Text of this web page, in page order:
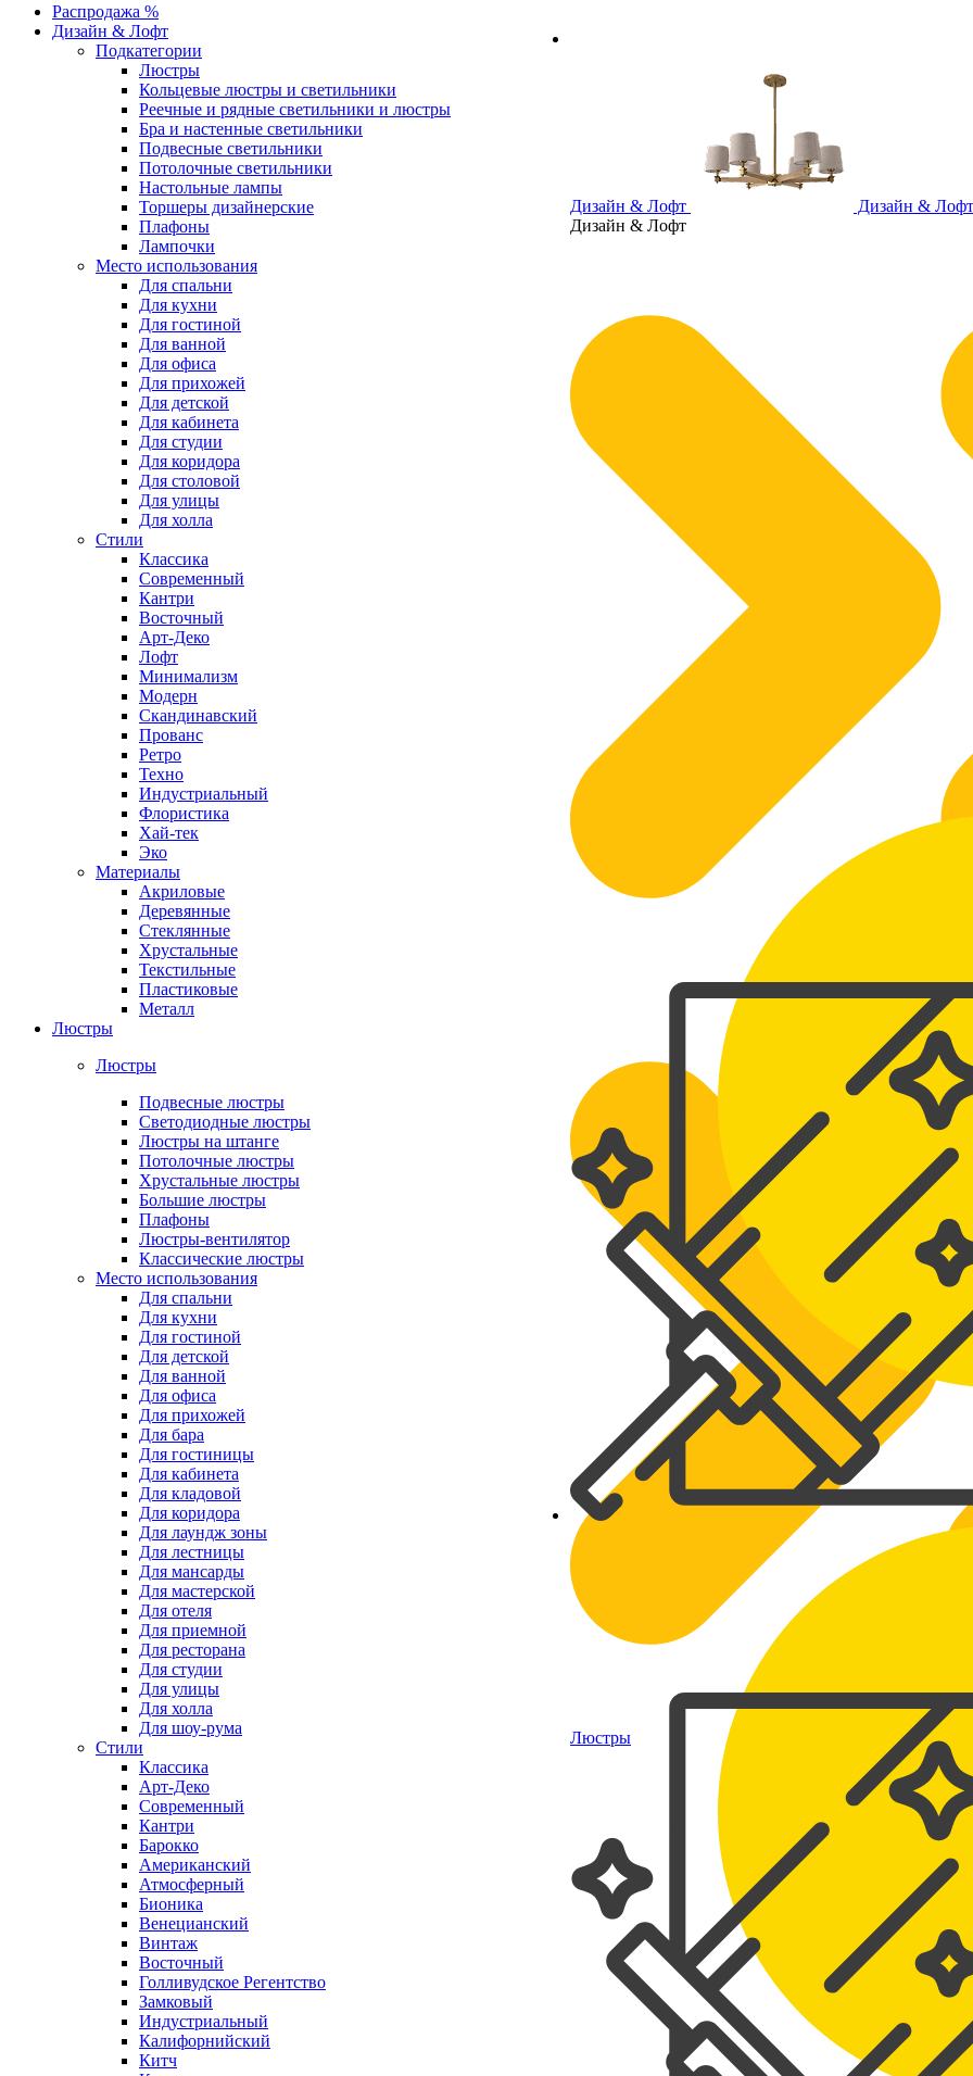
Дизайн & Лофт
Дизайн & Лофт
Дизайн & Лофт
Люстры
Распродажа %
Дизайн & Лофт
Подкатегории
Люстры
Кольцевые люстры и светильники
Реечные и рядные светильники и люстры
Бра и настенные светильники
Подвесные светильники
Потолочные светильники
Настольные лампы
Торшеры дизайнерские
Плафоны
Лампочки
Место использования
Для спальни
Для кухни
Для гостиной
Для ванной
Для офиса
Для прихожей
Для детской
Для кабинета
Для студии
Для коридора
Для столовой
Для улицы
Для холла
Стили
Классика
Современный
Кантри
Восточный
Арт-Деко
Лофт
Минимализм
Модерн
Скандинавский
Прованс
Ретро
Техно
Индустриальный
Флористика
Хай-тек
Эко
Материалы
Акриловые
Деревянные
Стеклянные
Хрустальные
Текстильные
Пластиковые
Металл
Люстры
Люстры
Подвесные люстры
Светодиодные люстры
Люстры на штанге
Потолочные люстры
Хрустальные люстры
Большие люстры
Плафоны
Люстры-вентилятор
Классические люстры
Место использования
Для спальни
Для кухни
Для гостиной
Для детской
Для ванной
Для офиса
Для прихожей
Для бара
Для гостиницы
Для кабинета
Для кладовой
Для коридора
Для лаундж зоны
Для лестницы
Для мансарды
Для мастерской
Для отеля
Для приемной
Для ресторана
Для студии
Для улицы
Для холла
Для шоу-рума
Стили
Классика
Арт-Деко
Современный
Кантри
Барокко
Американский
Атмосферный
Бионика
Венецианский
Винтаж
Восточный
Голливудское Регентство
Замковый
Индустриальный
Калифорнийский
Китч